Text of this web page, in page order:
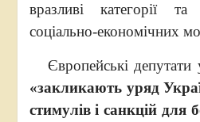
вразливі категорії та
соціально-економічних
Європейські депутати
«закликають уряд
стимулів і санкцій для